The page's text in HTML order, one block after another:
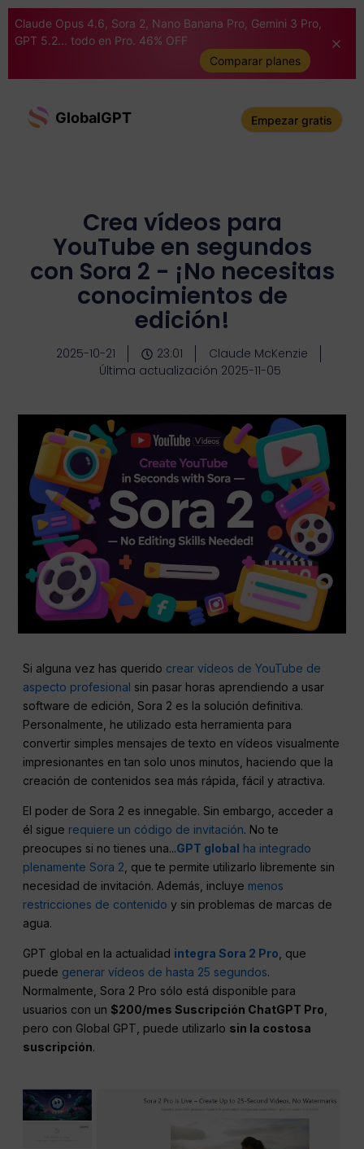
Claude Opus 4.6, Sora 2, Nano Banana Pro, Gemini 3 Pro,
GPT 5.2... todo en Pro. 46% OFF
Comparar planes
GlobalGPT Empezar gratis
Crea vídeos para
YouTube en segundos
con Sora 2 - ¡No necesitas
conocimientos de
edición!
2025-10-21 23:01
Claude McKenzie
Última actualización 2025-11-05
Si alguna vez has querido crear vídeos de YouTube de
aspecto profesional sin pasar horas aprendiendo a usar
software de edición, Sora 2 es la solución definitiva.
Personalmente, he utilizado esta herramienta para
convertir simples mensajes de texto en vídeos visualmente
impresionantes en tan solo unos minutos, haciendo que la
creación de contenidos sea más rápida, fácil y atractiva.
El poder de Sora 2 es innegable. Sin embargo, acceder a
él sigue requiere un código de invitación. No te
preocupes si no tienes una...GPT global ha integrado
plenamente Sora 2 , que te permite utilizarlo libremente sin
necesidad de invitación. Además, incluye menos
restricciones de contenido y sin problemas de marcas de
agua.
GPT global en la actualidad integra Sora 2 Pro, que
puede generar vídeos de hasta 25 segundos.
Normalmente, Sora 2 Pro sólo está disponible para
usuarios con un$200/mes Suscripción ChatGPT Pro,
pero con Global GPT, puede utilizarlo sin la costosa
suscripción.